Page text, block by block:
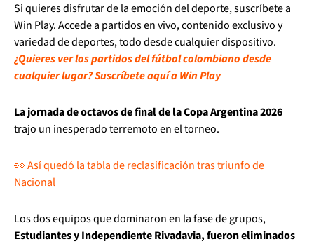
Si quieres disfrutar de la emoción del deporte, suscríbete a
Win Play. Accede a partidos en vivo, contenido exclusivo y
variedad de deportes, todo desde cualquier dispositivo.
¿Quieres ver los partidos del fútbol colombiano desde
cualquier lugar? Suscríbete aquí a Win Play
La jornada de octavos de final de la Copa Argentina 2026
trajo un inesperado terremoto en el torneo.
👀 Así quedó la tabla de reclasificación tras triunfo de
Nacional
Los dos equipos que dominaron en la fase de grupos,
Estudiantes y Independiente Rivadavia, fueron eliminados